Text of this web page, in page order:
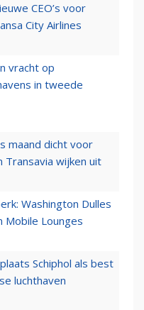
CEO’s voor
City Airlines
vracht op
in tweede
maand dicht voor
Transavia wijken uit
Washington Dulles
Mobile Lounges
Schiphol als best
luchthaven